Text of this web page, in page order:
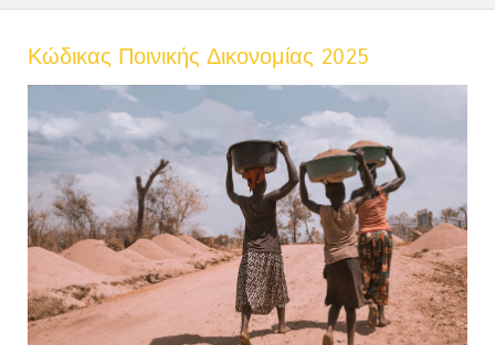
Κώδικας Ποινικής Δικονομίας 2025